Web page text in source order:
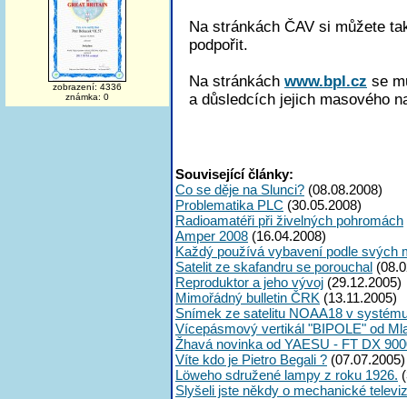
zobrazení: 4336
známka: 0
Na stránkách ČAV si můžete
podpořit.
Na stránkách www.bpl.cz se
a důsledcích jejich masového
Související články:
Co se děje na Slunci? (08.08.2008)
Problematika PLC (30.05.2008)
Radioamatéři při živelných pohromách
Amper 2008 (16.04.2008)
Každý používá vybavení podle svých
Satelit ze skafandru se porouchal
Reproduktor a jeho vývoj (29.12.2005)
Mimořádný bulletin ČRK (13.11.2005)
Snímek ze satelitu NOAA18 v
Vícepásmový vertikál "BIPOLE" od
Žhavá novinka od YAESU - FT DX
Víte kdo je Pietro Begali ? (07.07.2005)
Löweho sdružené lampy z roku 1926.
Slyšeli jste někdy o mechanické